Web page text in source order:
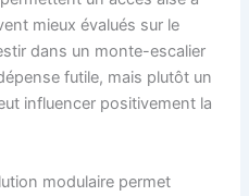
mieux évalués sur le
dans un monte-escalier
futile, mais plutôt un
influencer positivement la
modulaire permet